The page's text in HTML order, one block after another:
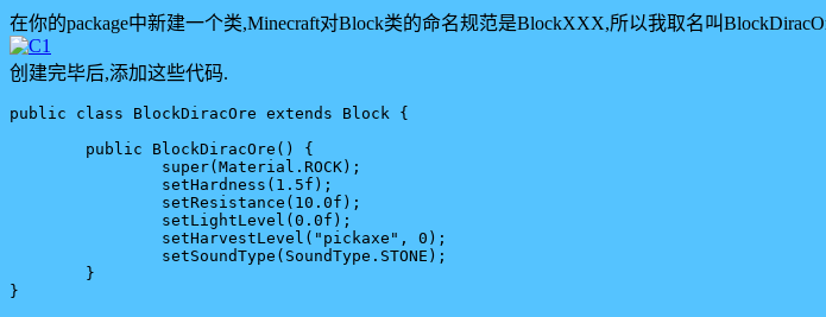
在你的package中新建一个类,Minecraft对Block类的命名规范是BlockXXX,所以我取名叫
创建完毕后,添加这些代码.
public class BlockDiracOre extends Block {